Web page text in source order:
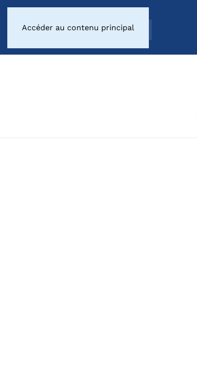
Accéder au contenu principal